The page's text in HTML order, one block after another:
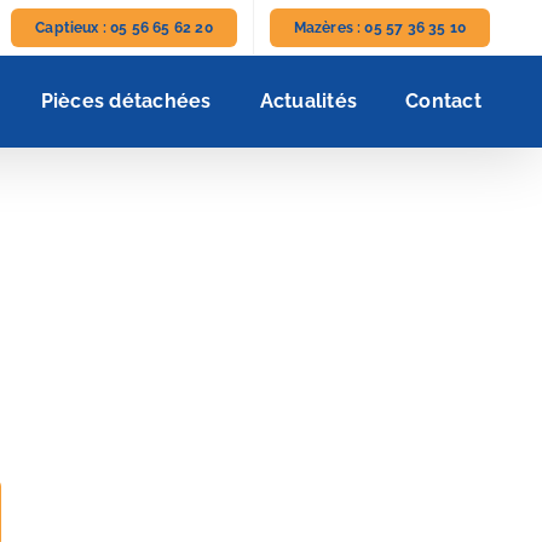
Captieux : 05 56 65 62 20 Mazères : 05 57 36 35 10
Pièces détachées Actualités Contact